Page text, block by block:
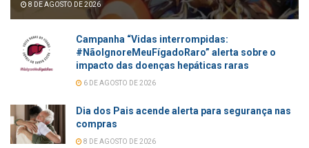
8 DE AGOSTO DE 2026
Campanha “Vidas interrompidas:
#NãoIgnoreMeuFígadoRaro” alerta sobre o
impacto das doenças hepáticas raras
6 DE AGOSTO DE 2026
Dia dos Pais acende alerta para segurança nas
compras
8 DE AGOSTO DE 2026